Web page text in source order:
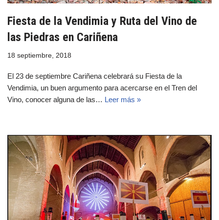
Fiesta de la Vendimia y Ruta del Vino de
las Piedras en Cariñena
18 septiembre, 2018
El 23 de septiembre Cariñena celebrará su Fiesta de la
Vendimia, un buen argumento para acercarse en el Tren del
Vino, conocer alguna de las… Leer más »